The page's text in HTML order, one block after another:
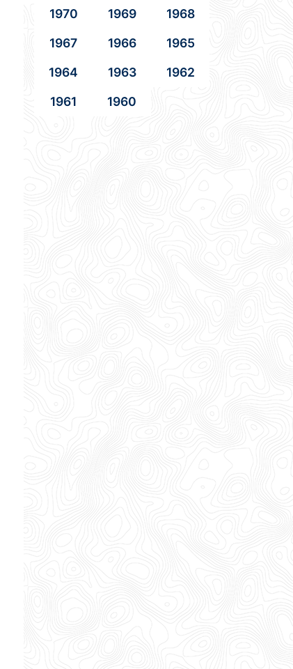
1970
1969
1968
1967
1966
1965
1964
1963
1962
1961
1960